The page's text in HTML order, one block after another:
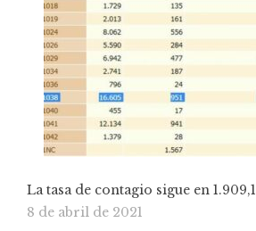
La tasa de contagio sigue en 1.909,1
8 de abril de 2021